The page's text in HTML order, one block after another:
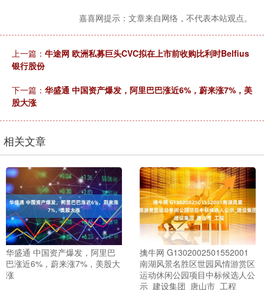
嘉喜网提示：文章来自网络，不代表本站观点。
上一篇： 牛途网 欧洲私募巨头CVC拟在上市前收购比利时Belfius
银行股份
下一篇： 华盛通 中国资产爆发，阿里巴巴涨近6%，蔚来涨7%，美
股大涨
相关文章
华盛通 中国资产爆发，阿里巴
巴涨近6%，蔚来涨7%，美股大
涨
擒牛网 G1302002501552001
南湖风景名胜区世园风情游赏区
运动休闲公园项目中标候选人公
示_建设集团_唐山市_工程